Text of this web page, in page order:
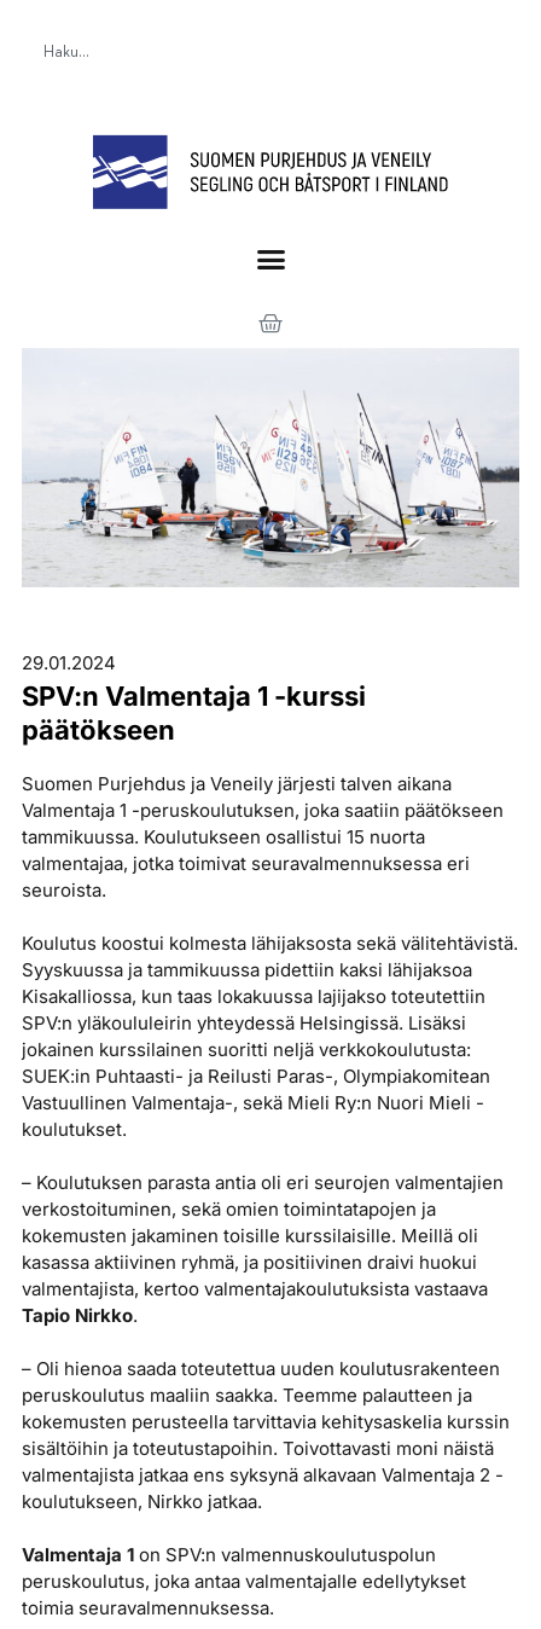
29.01.2024
SPV:n Valmentaja 1 -kurssi
päätökseen
Suomen Purjehdus ja Veneily järjesti talven aikana
Valmentaja 1 -peruskoulutuksen, joka saatiin päätökseen
tammikuussa. Koulutukseen osallistui 15 nuorta
valmentajaa, jotka toimivat seuravalmennuksessa eri
seuroista.
Koulutus koostui kolmesta lähijaksosta sekä välitehtävistä.
Syyskuussa ja tammikuussa pidettiin kaksi lähijaksoa
Kisakalliossa, kun taas lokakuussa lajijakso toteutettiin
SPV:n yläkoululeirin yhteydessä Helsingissä. Lisäksi
jokainen kurssilainen suoritti neljä verkkokoulutusta:
SUEK:in Puhtaasti- ja Reilusti Paras-, Olympiakomitean
Vastuullinen Valmentaja-, sekä Mieli Ry:n Nuori Mieli -
koulutukset.
– Koulutuksen parasta antia oli eri seurojen valmentajien
verkostoituminen, sekä omien toimintatapojen ja
kokemusten jakaminen toisille kurssilaisille. Meillä oli
kasassa aktiivinen ryhmä, ja positiivinen draivi huokui
valmentajista, kertoo valmentajakoulutuksista vastaava
Tapio Nirkko.
– Oli hienoa saada toteutettua uuden koulutusrakenteen
peruskoulutus maaliin saakka. Teemme palautteen ja
kokemusten perusteella tarvittavia kehitysaskelia kurssin
sisältöihin ja toteutustapoihin. Toivottavasti moni näistä
valmentajista jatkaa ens syksynä alkavaan Valmentaja 2 -
koulutukseen, Nirkko jatkaa.
Valmentaja 1on SPV:n valmennuskoulutuspolun
peruskoulutus, joka antaa valmentajalle edellytykset
toimia seuravalmennuksessa.